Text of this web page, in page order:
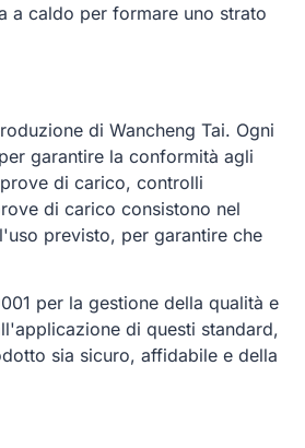
a caldo per formare uno strato
di Wancheng Tai. Ogni
garantire la conformità agli
di carico, controlli
di carico consistono nel
previsto, per garantire che
per la gestione della qualità e
di questi standard,
sia sicuro, affidabile e della